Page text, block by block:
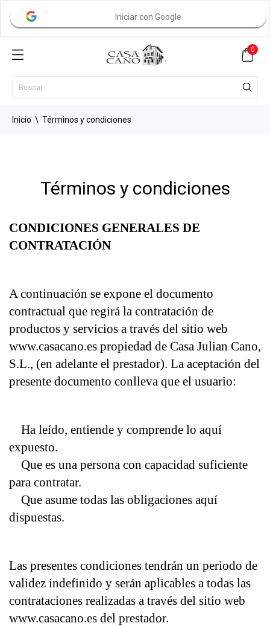
Iniciar con Google
0
Inicio Términos y condiciones
Términos y condiciones
CONDICIONES GENERALES DE
CONTRATACIÓN
A continuación se expone el documento
contractual que regirá la contratación de
productos y servicios a través del sitio web
www.casacano.es propiedad de Casa Julian Cano,
S.L., (en adelante el prestador). La aceptación del
presente documento conlleva que el usuario:
Ha leído, entiende y comprende lo aquí
expuesto.
Que es una persona con capacidad suficiente
para contratar.
Que asume todas las obligaciones aquí
dispuestas.
Las presentes condiciones tendrán un periodo de
validez indefinido y serán aplicables a todas las
contrataciones realizadas a través del sitio web
www.casacano.es del prestador.